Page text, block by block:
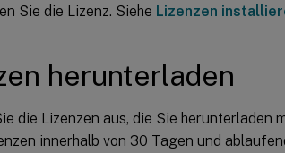
Sie die Lizenz. Siehe Lizenzen
herunterladen
die Lizenzen aus, die Sie herunterladen
innerhalb von 30 Tagen und